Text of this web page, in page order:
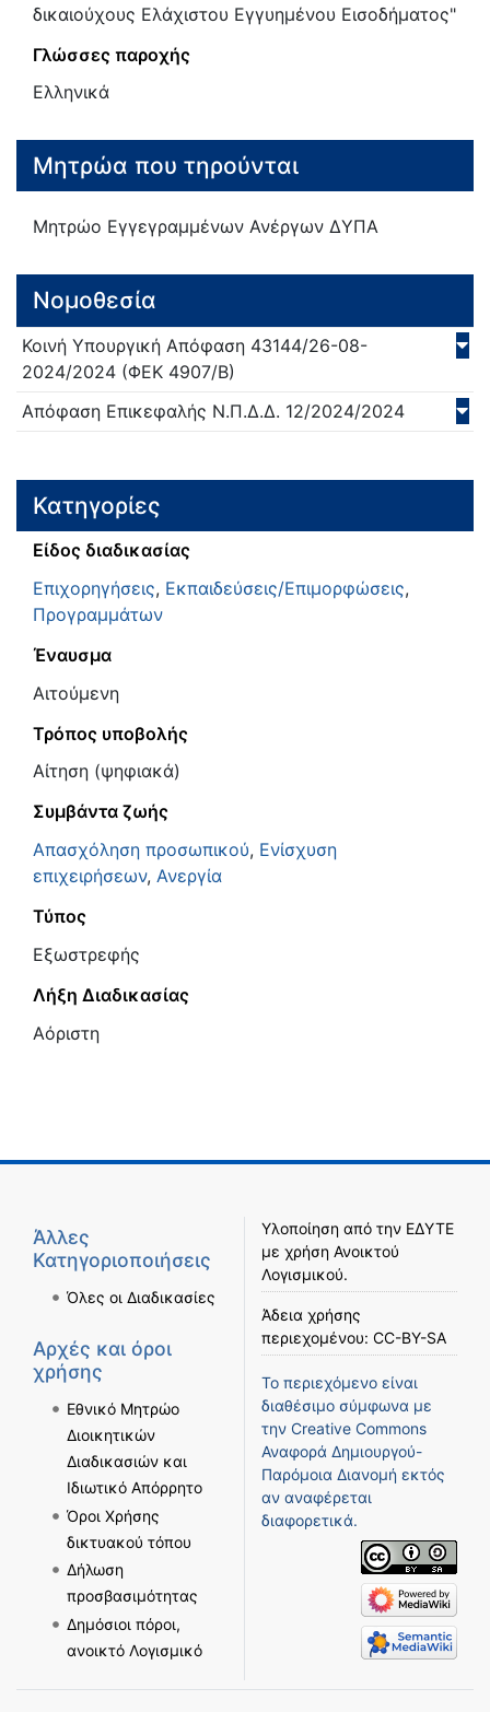
δικαιούχους Ελάχιστου Εγγυημένου Εισοδήματος"
Γλώσσες παροχής
Ελληνικά
Μητρώα που τηρούνται
Μητρώο Εγγεγραμμένων Ανέργων ΔΥΠΑ
Νομοθεσία
Κοινή Υπουργική Απόφαση 43144/26-08-
2024/2024 (ΦΕΚ 4907/Β)
Απόφαση Επικεφαλής Ν.Π.Δ.Δ. 12/2024/2024
Κατηγορίες
Είδος διαδικασίας
Επιχορηγήσεις, Εκπαιδεύσεις/Επιμορφώσεις,
Προγραμμάτων
Έναυσμα
Αιτούμενη
Τρόπος υποβολής
Αίτηση (ψηφιακά)
Συμβάντα ζωής
Απασχόληση προσωπικού, Ενίσχυση
επιχειρήσεων, Ανεργία
Τύπος
Εξωστρεφής
Λήξη Διαδικασίας
Αόριστη
Άλλες
Κατηγοριοποιήσεις
Όλες οι Διαδικασίες
Αρχές και όροι
χρήσης
Εθνικό Μητρώο
Διοικητικών
Διαδικασιών και
Ιδιωτικό Απόρρητο
Όροι Χρήσης
δικτυακού τόπου
Δήλωση
προσβασιμότητας
Δημόσιοι πόροι,
ανοικτό Λογισμικό
Υλοποίηση από την ΕΔΥΤΕ
με χρήση Ανοικτού
Λογισμικού.
Άδεια χρήσης
περιεχομένου: CC-BY-SA
Το περιεχόμενο είναι
διαθέσιμο σύμφωνα με
την Creative Commons
Αναφορά Δημιουργού-
Παρόμοια Διανομή εκτός
αν αναφέρεται
διαφορετικά.